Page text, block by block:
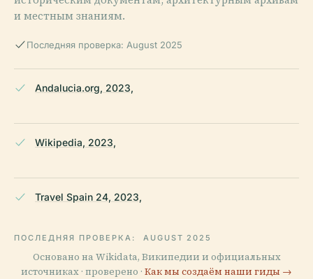
и местным знаниям.
Последняя проверка: August 2025
Andalucia.org, 2023,
Wikipedia, 2023,
Travel Spain 24, 2023,
ПОСЛЕДНЯЯ ПРОВЕРКА: AUGUST 2025
Основано на Wikidata, Википедии и официальных
источниках · проверено · Как мы создаём наши гиды →